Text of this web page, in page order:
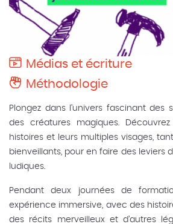
Médias et écriture
Méthodologie
Plongez dans l’univers fascinant des
des créatures magiques.
histoires et leurs multiples visages,
bienveillants, pour en faire des leviers
ludiques.
Pendant deux journées de
expérience immersive, avec des
des récits merveilleux et d’autres